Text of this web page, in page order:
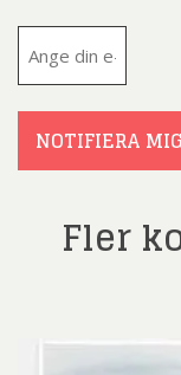
NOTIFIERA
Fler